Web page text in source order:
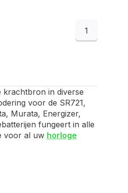
1
krachtbron in diverse
voor de SR721,
Murata, Energizer,
fungeert in alle
voor al uw horloge